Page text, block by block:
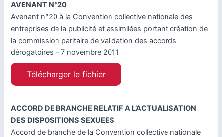
AVENANT N°20
Avenant n°20 à la Convention collective nationale des
entreprises de la publicité et assimilées portant création de
la commission paritaire de validation des accords
dérogatoires – 7 novembre 2011
Télécharger le fichier
ACCORD DE BRANCHE RELATIF A L’ACTUALISATION
DES DISPOSITIONS SEXUEES
Accord de branche de la Convention collective nationale